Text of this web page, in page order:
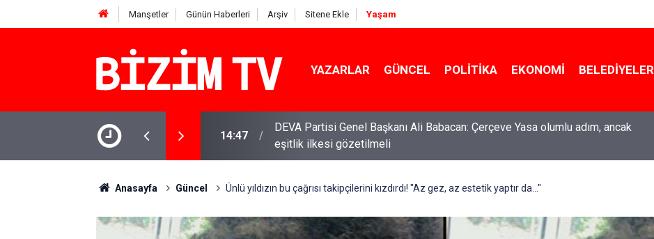
Manşetler Günün Haberleri Arşiv Sitene Ekle Yaşam
YAZARLAR GÜNCEL POLITIKA EKONOMI BELEDIYELER
eşitlik ilkesi gözetilmeli
11:51
YENİ Parti Genel Başkanı Özgür Özel: “Şehit ailelerinin, gazilerin yanına
varamayacağımız, gözüne bakamayacağımız işlerin içinde olmayız”
Anasayfa Güncel Ünlü yıldızın bu çağrısı takipçilerini kızdırdı! "Az gez, az estetik yaptır da..."